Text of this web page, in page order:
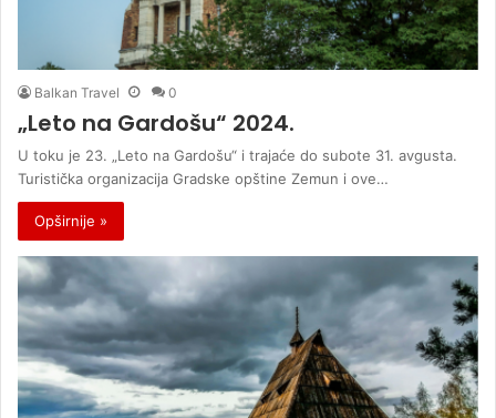
Balkan Travel 0
„Leto na Gardošu“ 2024.
U toku je 23. „Leto na Gardošu“ i trajaće do subote 31. avgusta.
Turistička organizacija Gradske opštine Zemun i ove…
Opširnije »